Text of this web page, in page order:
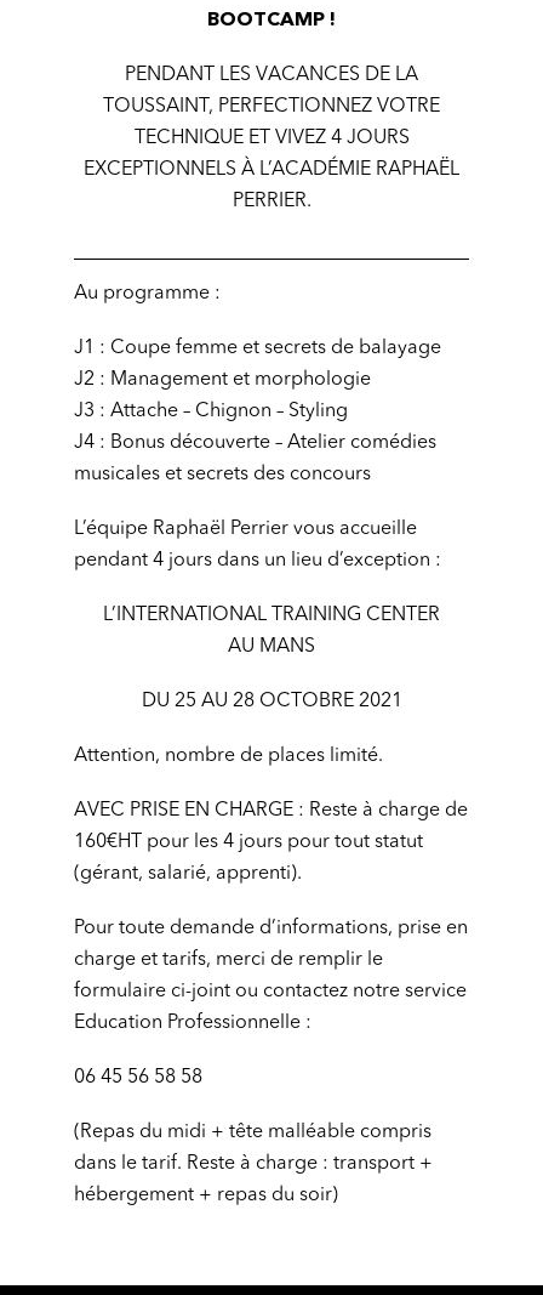
BOOTCAMP !
PENDANT LES VACANCES DE LA
TOUSSAINT, PERFECTIONNEZ VOTRE
TECHNIQUE ET VIVEZ 4 JOURS
EXCEPTIONNELS À L’ACADÉMIE RAPHAËL
PERRIER.
Au programme :
J1 : Coupe femme et secrets de balayage
J2 : Management et morphologie
J3 : Attache – Chignon – Styling
J4 : Bonus découverte – Atelier comédies
musicales et secrets des concours
L’équipe Raphaël Perrier vous accueille
pendant 4 jours dans un lieu d’exception :
L’INTERNATIONAL TRAINING CENTER
AU MANS
DU 25 AU 28 OCTOBRE 2021
Attention, nombre de places limité.
AVEC PRISE EN CHARGE : Reste à charge de
160€HT pour les 4 jours pour tout statut
(gérant, salarié, apprenti).
Pour toute demande d’informations, prise en
charge et tarifs, merci de remplir le
formulaire ci-joint ou contactez notre service
Education Professionnelle :
06 45 56 58 58
(Repas du midi + tête malléable compris
dans le tarif. Reste à charge : transport +
hébergement + repas du soir)